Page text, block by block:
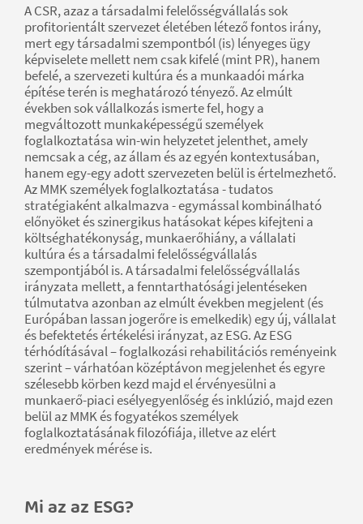
A CSR, azaz a társadalmi felelősségvállalás sok
profitorientált szervezet életében létező fontos irány,
mert egy társadalmi szempontból (is) lényeges ügy
képviselete mellett nem csak kifelé (mint PR), hanem
befelé, a szervezeti kultúra és a munkaadói márka
építése terén is meghatározó tényező. Az elmúlt
években sok vállalkozás ismerte fel, hogy a
megváltozott munkaképességű személyek
foglalkoztatása win-win helyzetet jelenthet, amely
nemcsak a cég, az állam és az egyén kontextusában,
hanem egy-egy adott szervezeten belül is értelmezhető.
Az MMK személyek foglalkoztatása - tudatos
stratégiaként alkalmazva - egymással kombinálható
előnyöket és szinergikus hatásokat képes kifejteni a
költséghatékonyság, munkaerőhiány, a vállalati
kultúra és a társadalmi felelősségvállalás
szempontjából is. A társadalmi felelősségvállalás
irányzata mellett, a fenntarthatósági jelentéseken
túlmutatva azonban az elmúlt években megjelent (és
Európában lassan jogerőre is emelkedik) egy új, vállalat
és befektetés értékelési irányzat, az ESG. Az ESG
térhódításával – foglalkozási rehabilitációs reményeink
szerint – várhatóan középtávon megjelenhet és egyre
szélesebb körben kezd majd el érvényesülni a
munkaerő-piaci esélyegyenlőség és inklúzió, majd ezen
belül az MMK és fogyatékos személyek
foglalkoztatásának filozófiája, illetve az elért
eredmények mérése is.
Mi az az ESG?